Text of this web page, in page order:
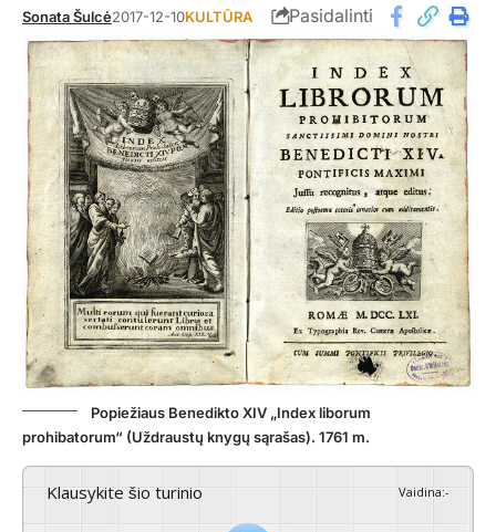
Sonata Šulcė2017-12-10KULTŪRA Pasidalinti
Popiežiaus Benedikto XIV „Index liborum
prohibatorum“ (Uždraustų knygų sąrašas). 1761 m.
Klausykite šio turinio Vaidina:-